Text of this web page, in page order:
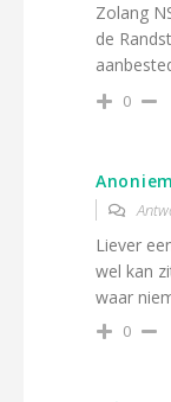
Zolang
de
0
Anoniem
Liever
wel kan
waar
0